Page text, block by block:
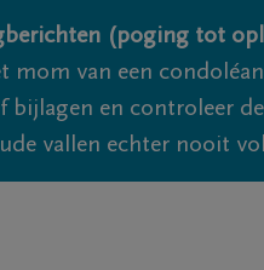
(poging tot
mom van een
bijlagen en controleer
vallen echter nooit